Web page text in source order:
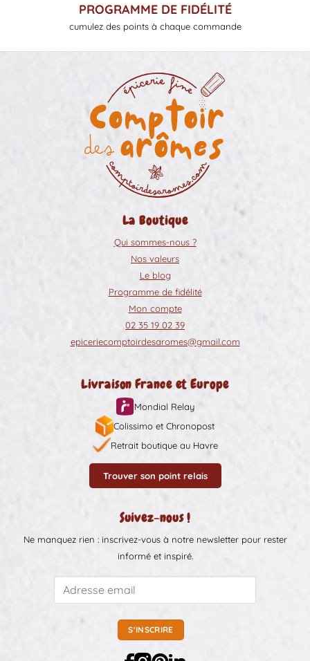
PROGRAMME DE FIDÉLITÉ
cumulez des points à chaque commande
La Boutique
Qui sommes-nous ?
Nos valeurs
Le blog
Programme de fidélité
Mon compte
02 35 19 02 39
epiceriecomptoirdesaromes@gmail.com
Livraison France et Europe
Mondial Relay
Colissimo et Chronopost
Retrait boutique au Havre
Trouver son point relais
Suivez-nous !
Ne manquez rien : inscrivez-vous à notre newsletter pour rester
informé et inspiré.